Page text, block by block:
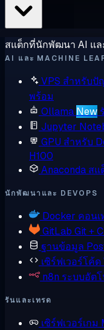
สแต็กที่นักพัฒนา AI แ
AI และ MACHINE
VPS สำหรับ
พร้อม
Ollama New
Jupyter
GPU สำหรับ
H100
Anaconda สแ
นักพัฒนาและ DEVOPS
Docker คอน
GitLab Git +
ฐานข้อมูล
เซิร์ฟเวอร์โค้ด
n8n ระบบอัต
รันและเทรด
เซิร์ฟเวอร์เกม